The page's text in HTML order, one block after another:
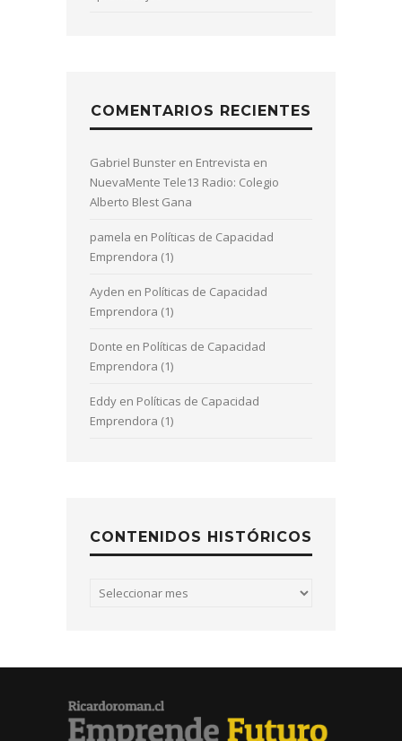
COMENTARIOS RECIENTES
Gabriel Bunster en Entrevista en
NuevaMente Tele13 Radio: Colegio
Alberto Blest Gana
pamela en Políticas de Capacidad
Emprendora (1)
Ayden en Políticas de Capacidad
Emprendora (1)
Donte en Políticas de Capacidad
Emprendora (1)
Eddy en Políticas de Capacidad
Emprendora (1)
CONTENIDOS HISTÓRICOS
Contenidos